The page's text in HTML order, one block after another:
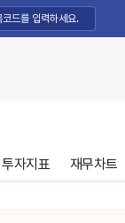
투자지표 재무차트